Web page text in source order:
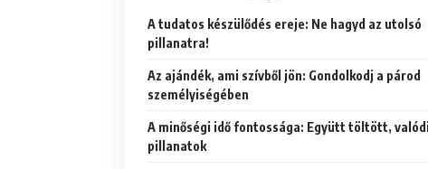
A tudatos készülődés ereje: Ne hagyd az utolsó
pillanatra!
Az ajándék, ami szívből jön: Gondolkodj a párod
személyiségében
A minőségi idő fontossága: Együtt töltött, valódi
pillanatok